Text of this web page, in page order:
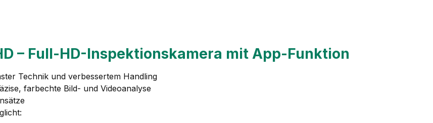
– Full-HD-Inspektionskamera mit App-Funktion
Technik und verbessertem Handling
farbechte Bild- und Videoanalyse